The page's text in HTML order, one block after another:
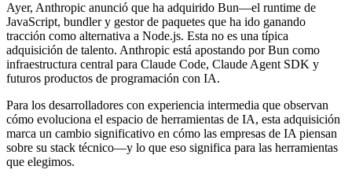
Ayer, Anthropic anunció que ha adquirido Bun—el runtime de
JavaScript, bundler y gestor de paquetes que ha ido ganando
tracción como alternativa a Node.js. Esta no es una típica
adquisición de talento. Anthropic está apostando por Bun como
infraestructura central para Claude Code, Claude Agent SDK y
futuros productos de programación con IA.
Para los desarrolladores con experiencia intermedia que observan
cómo evoluciona el espacio de herramientas de IA, esta adquisición
marca un cambio significativo en cómo las empresas de IA piensan
sobre su stack técnico—y lo que eso significa para las herramientas
que elegimos.